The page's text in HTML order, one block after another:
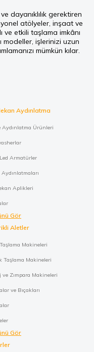
dayanıklılık gerektiren
atölyeler, inşaat ve
ve etkili taşlama imkânı
modeller, işlerinizi uzun
mümkün kılar.
Aydınlatma
Aydınlatma Ürünleri
Armatürler
Aydınlatmaları
Aplikleri
Gör
Aletler
Makineleri
Taşlama Makineleri
ve Zımpara Makineleri
ve Bıçakları
Gör